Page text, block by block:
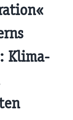
Klima-